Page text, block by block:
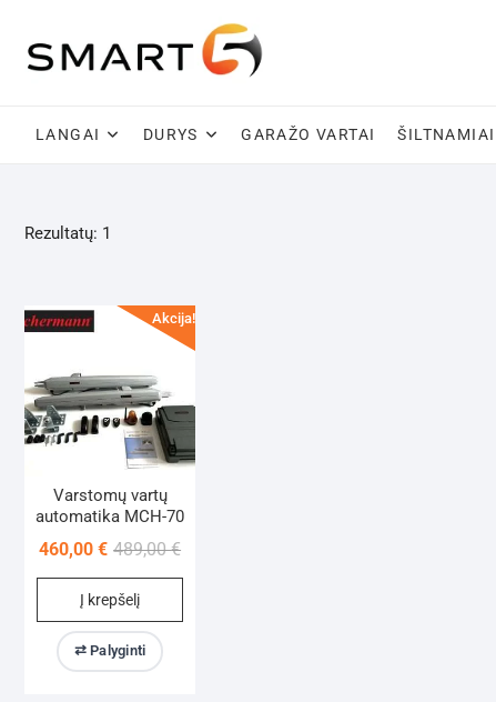
content
LANGAI DURYS GARAŽO VARTAI ŠILTNAMIAI
Rezultatų: 1
Akcija!
Varstomų vartų
automatika MCH-70
489,00€Original
price
489,00 €.
460,00€
Current
price
460,00 €.
Į krepšelį
⇄ Palyginti